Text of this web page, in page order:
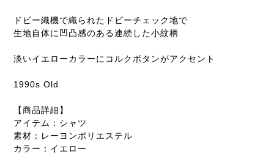
ドビー織機で織られたドビーチェック地で
生地自体に凹凸感のある連続した小紋柄
淡いイエローカラーにコルクボタンがアクセント
1990s Old
【商品詳細】
アイテム：シャツ
素材：レーヨンポリエステル
カラー：イエロー